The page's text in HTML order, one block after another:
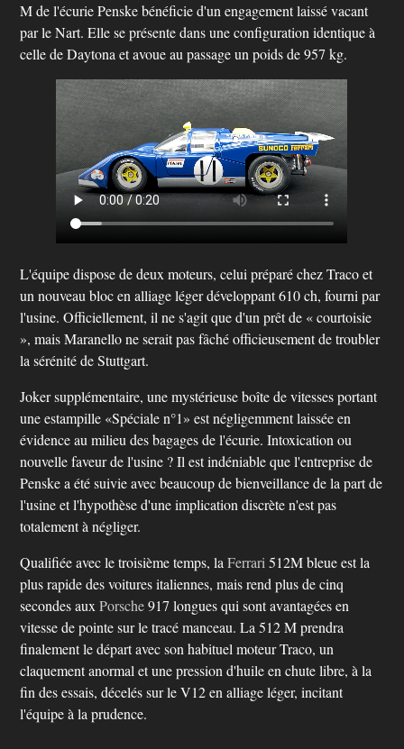
M de l'écurie Penske bénéficie d'un engagement laissé vacant
par le Nart. Elle se présente dans une configuration identique à
celle de Daytona et avoue au passage un poids de 957 kg.
L'équipe dispose de deux moteurs, celui préparé chez Traco et
un nouveau bloc en alliage léger développant 610 ch, fourni par
l'usine. Officiellement, il ne s'agit que d'un prêt de « courtoisie
», mais Maranello ne serait pas fâché officieusement de troubler
la sérénité de Stuttgart.
Joker supplémentaire, une mystérieuse boîte de vitesses portant
une estampille «Spéciale n°1» est négligemment laissée en
évidence au milieu des bagages de l'écurie. Intoxication ou
nouvelle faveur de l'usine ? Il est indéniable que l'entreprise de
Penske a été suivie avec beaucoup de bienveillance de la part de
l'usine et l'hypothèse d'une implication discrète n'est pas
totalement à négliger.
Qualifiée avec le troisième temps, laFerrari 512M bleue est la
plus rapide des voitures italiennes, mais rend plus de cinq
secondes auxPorsche917 longues qui sont avantagées en
vitesse de pointe sur le tracé manceau. La 512 M prendra
finalement le départ avec son habituel moteur Traco, un
claquement anormal et une pression d'huile en chute libre, à la
fin des essais, décelés sur le V12 en alliage léger, incitant
l'équipe à la prudence.